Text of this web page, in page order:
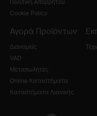
Πολιτική Απορρήτου
Cookie Policy
Αγορά Προϊόντων
Διανομείς
VAD
Μεταπωλητές
Online Καταστήματα
Καταστήματα Λιανικής